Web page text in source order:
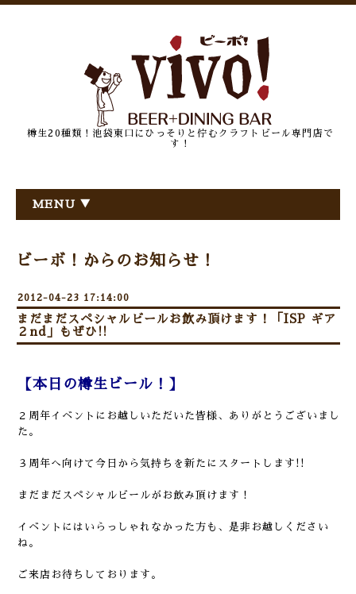
樽生20種類！池袋東口にひっそりと佇むクラフトビール専門店で
す！
MENU ▼
ビーボ！からのお知らせ！
2012-04-23 17:14:00
まだまだスペシャルビールお飲み頂けます！「ISP ギア
２nd」もぜひ!!
【本日の樽生ビール！】
２周年イベント にお越しいただいた皆様、ありがとうございまし
た。
３周年へ向けて今日から気持ちを新たにスタートします!!
まだまだスペシャルビールがお飲み頂けます！
イベントにはいらっしゃれなかった方も、是非お越しください
ね。
ご来店お待ちしております。